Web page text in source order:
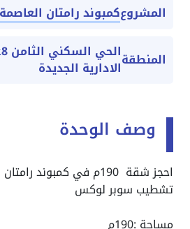
المشروعكمبوند رامتان العاصمة
المنطقةالادارية الجديدة
وصف الوحدة
احجز شقة 190م في كمبوند
تشطيب سوبر لوكس
مساحة :190م